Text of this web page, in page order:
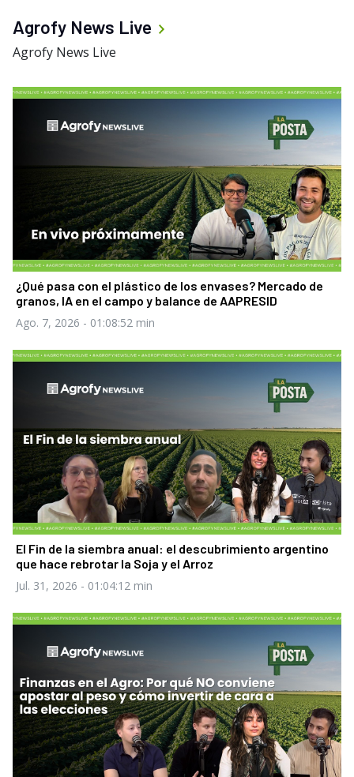
Agrofy News Live
Agrofy News Live
¿Qué pasa con el plástico de los envases? Mercado de
granos, IA en el campo y balance de AAPRESID
Ago. 7, 2026 - 01:08:52 min
El Fin de la siembra anual: el descubrimiento argentino
que hace rebrotar la Soja y el Arroz
Jul. 31, 2026 - 01:04:12 min